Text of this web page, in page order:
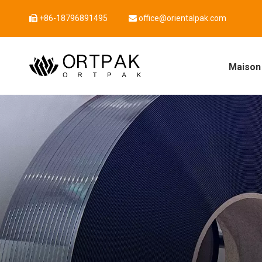
 +86-18796891495  office@orientalpak.com
Maison